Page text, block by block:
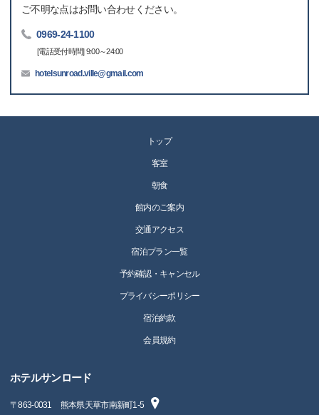
ご不明な点はお問い合わせください。
0969-24-1100
[電話受付時間] 9:00～24:00
hotelsunroad.ville@gmail.com
トップ
客室
朝食
館内のご案内
交通アクセス
宿泊プラン一覧
予約確認・キャンセル
プライバシーポリシー
宿泊約款
会員規約
ホテルサンロード
〒863-0031 熊本県天草市南新町1-5